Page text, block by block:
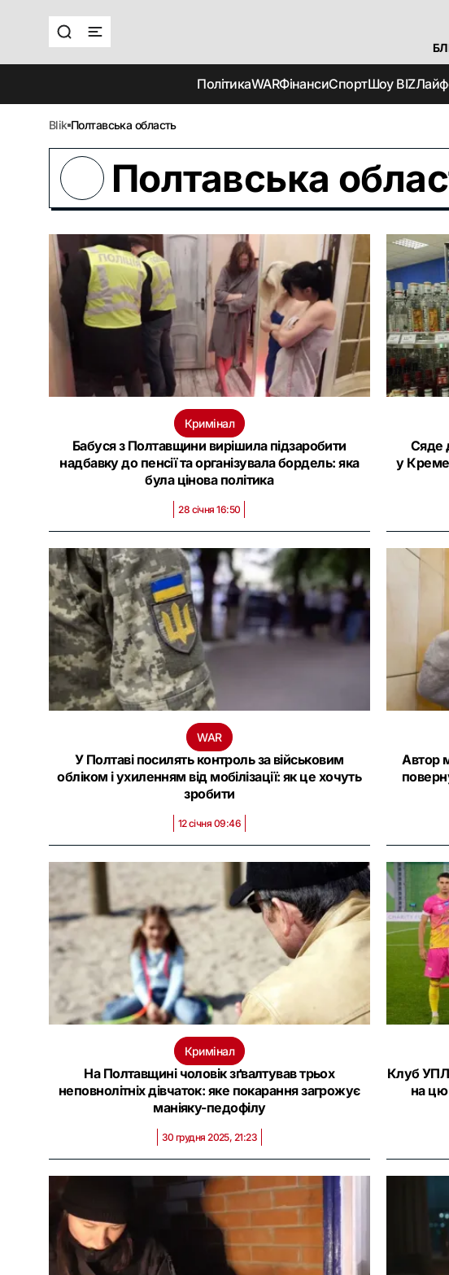
ПолітикаWARФінансиСпортШоу BIZ
blik Полтавська область
Полтавська
Кримінал
Бабуся з Полтавщини вирішила підзаробити
надбавку до пенсії та організувала бордель: яка
була цінова політика
28 січня 16:50
Сяде
у
WAR
У Полтаві посилять контроль за військовим
обліком і ухиленням від мобілізації: як це хочуть
зробити
12 січня 09:46
Автор
Кримінал
На Полтавщині чоловік зґвалтував трьох
неповнолітніх дівчаток: яке покарання загрожує
маніяку-педофілу
30 грудня 2025, 21:23
Клуб УПЛ
на цю